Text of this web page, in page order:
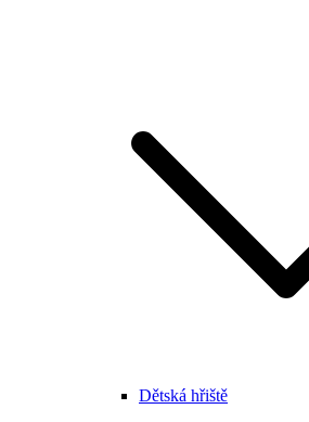
Dětská hřiště